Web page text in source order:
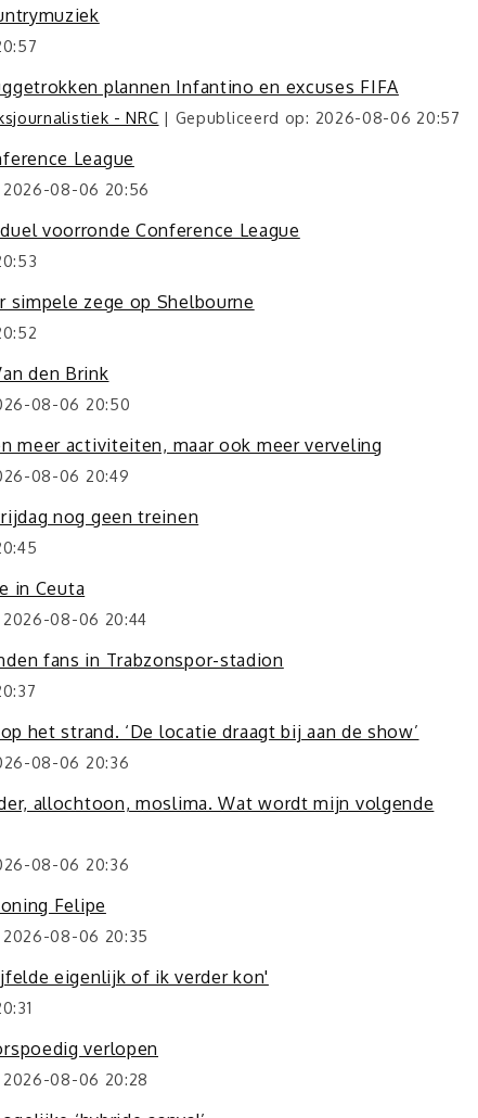
plannen Infantino en excuses FIFA
- NRC Gepubliceerd op: 2026-08-06 20:57
League
08-06 20:56
voorronde Conference League
simpele zege op Shelbourne
den Brink
08-06 20:50
meer activiteiten, maar ook meer verveling
08-06 20:49
nog geen treinen
in Ceuta
08-06 20:44
fans in Trabzonspor-stadion
het strand. ‘De locatie draagt bij aan de show’
08-06 20:36
allochtoon, moslima. Wat wordt mijn volgende
08-06 20:36
Felipe
08-06 20:35
eigenlijk of ik verder kon'
verlopen
08-06 20:28